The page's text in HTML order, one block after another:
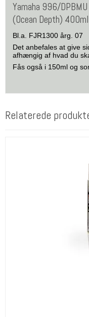
Yamaha 996/
(Ocean Depth)
Bl.a. FJR1300 årg. 07
Det anbefales at give
afhængig af hvad du
Fås også i 150ml og
Relaterede